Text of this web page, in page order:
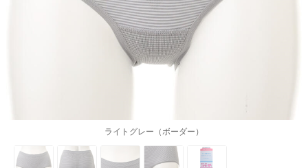
ライトグレー（ボーダー）